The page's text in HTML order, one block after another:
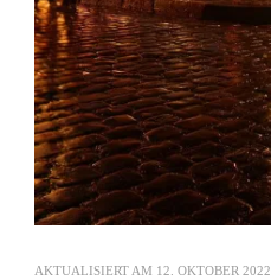
AKTUALISIERT AM 12. OKTOBER 2022